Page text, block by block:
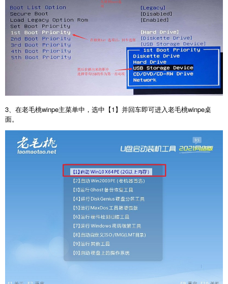
3、在老毛桃winpe主菜单中，选中【1】并回车即可进入老毛桃winpe桌
面。